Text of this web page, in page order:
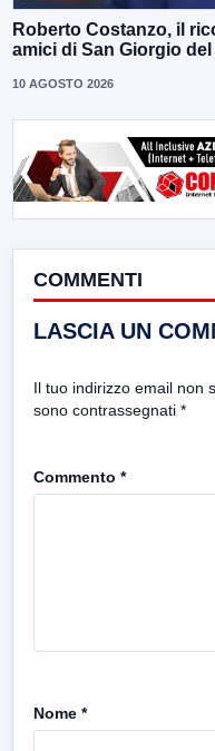
Roberto Costanzo, il
amici di San Giorgio
10 AGOSTO 2026
COMMENTI
LASCIA UN
Il tuo indirizzo email non
sono contrassegnati *
Commento *
Nome *